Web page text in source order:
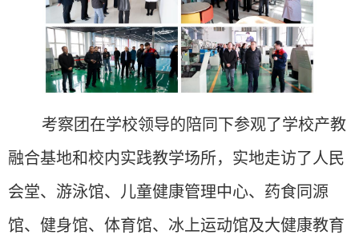
考察团在学校领导的陪同下参观了学校产教
融合基地和校内实践教学场所，实地走访了人民
会堂、游泳馆、儿童健康管理中心、药食同源
馆、健身馆、体育馆、冰上运动馆及大健康教育